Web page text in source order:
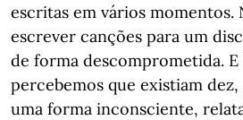
escritas em vários momentos.
escrever canções para um
de forma descomprometida. E
percebemos que existiam dez,
uma forma inconsciente,